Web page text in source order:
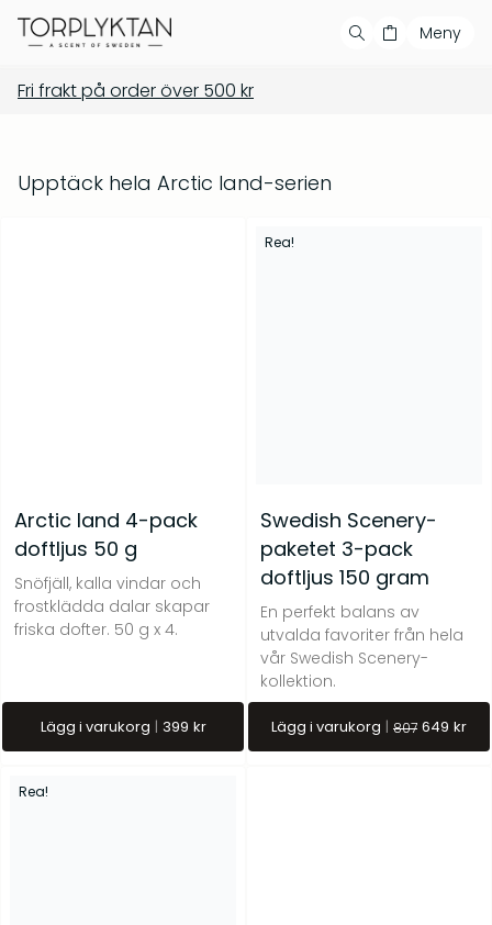
Din varukorg är tom
Populära produkter
kr 299
Meny
Våra produkter
Frågor & svar
Fri frakt på order över 500 kr
Upptäck hela Arctic land-serien
Arctic land 4-pack
doftljus 50 g
Snöfjäll, kalla vindar och
frostklädda dalar skapar
friska dofter. 50 g x 4.
Lägg i varukorg 399 kr
Rea!
Swedish Scenery-
paketet 3-pack
doftljus 150 gram
En perfekt balans av
utvalda favoriter från hela
vår Swedish Scenery-
kollektion.
Lägg i varukorg 807 649 kr
Rea!